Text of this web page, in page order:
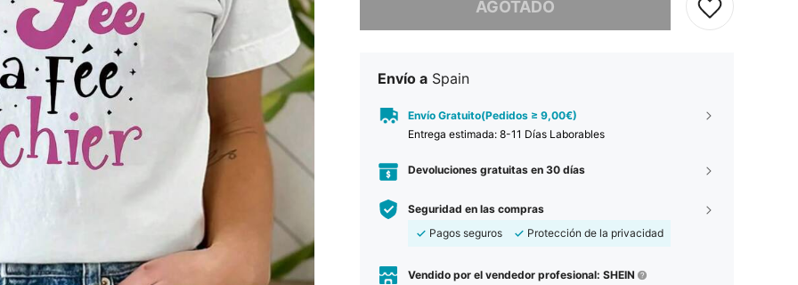
AGOTADO
Envío a Spain
Envío Gratuito(Pedidos ≥ 9,00€)
Entrega estimada: 8-11 Días Laborables
Devoluciones gratuitas en 30 días
Seguridad en las compras
Pagos seguros
Protección de la privacidad
Vendido por el vendedor profesional: SHEIN